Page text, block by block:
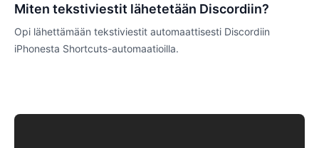
Miten tekstiviestit lähetetään Discordiin?
Opi lähettämään tekstiviestit automaattisesti Discordiin
iPhonesta Shortcuts-automaatioilla.